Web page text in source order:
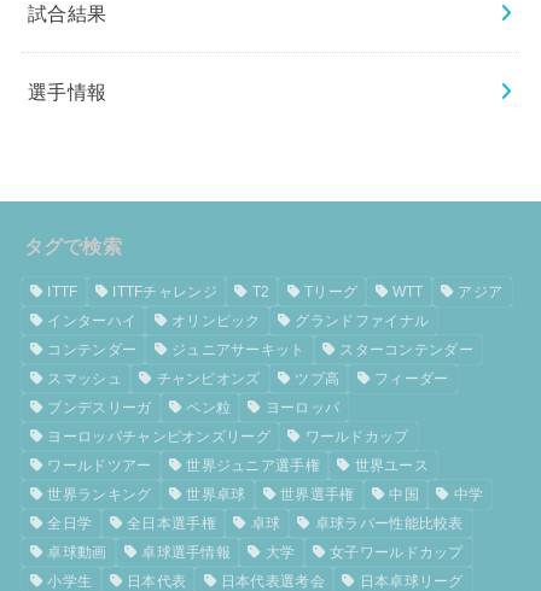
試合結果
選手情報
タグで検索
ITTF ITTFチャレンジ T2 Tリーグ WTT
アジア
インターハイ
オリンピック
グランドファイナル
コンテンダー
ジュニアサーキット
スターコンテンダー
スマッシュ
チャンピオンズ ツブ高
フィーダー
ブンデスリーガ
ペン粒
ヨーロッパ
ヨーロッパチャンピオンズリーグ
ワールドカップ
ワールドツアー
世界ジュニア選手権
世界ユース
世界ランキング
世界卓球 世界選手権 中国
中学
全日学
全日本選手権 卓球
卓球ラバー性能比較表
卓球動画
卓球選手情報 大学
女子ワールドカップ
小学生
日本代表 日本代表選考会
日本卓球リーグ